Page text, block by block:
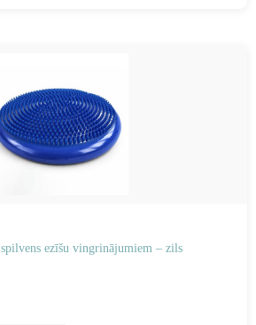
ezīšu vingrinājumiem – zils